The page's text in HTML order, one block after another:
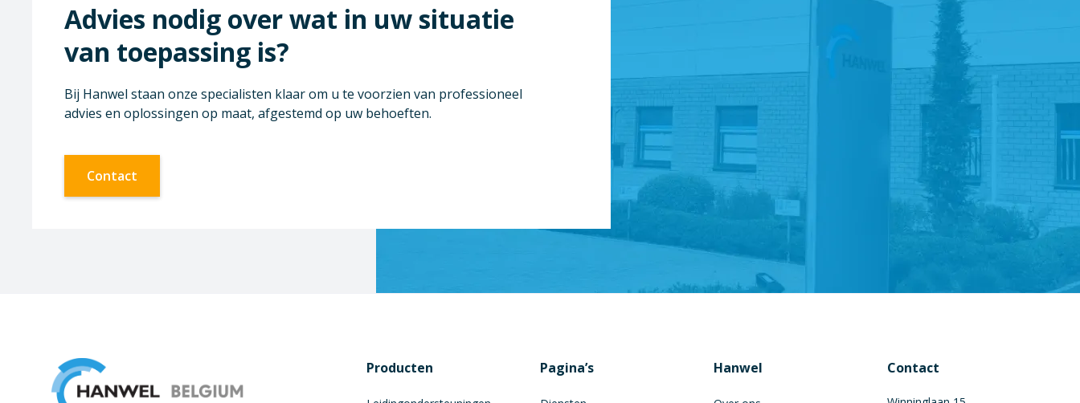
Advies nodig over wat in uw situatie
van toepassing is?
Bij Hanwel staan onze specialisten klaar om u te voorzien van professioneel
advies en oplossingen op maat, afgestemd op uw behoeften.
Contact
Producten Pagina’s Hanwel Contact